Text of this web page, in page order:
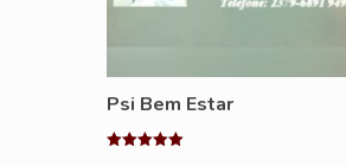
Psi Bem Estar